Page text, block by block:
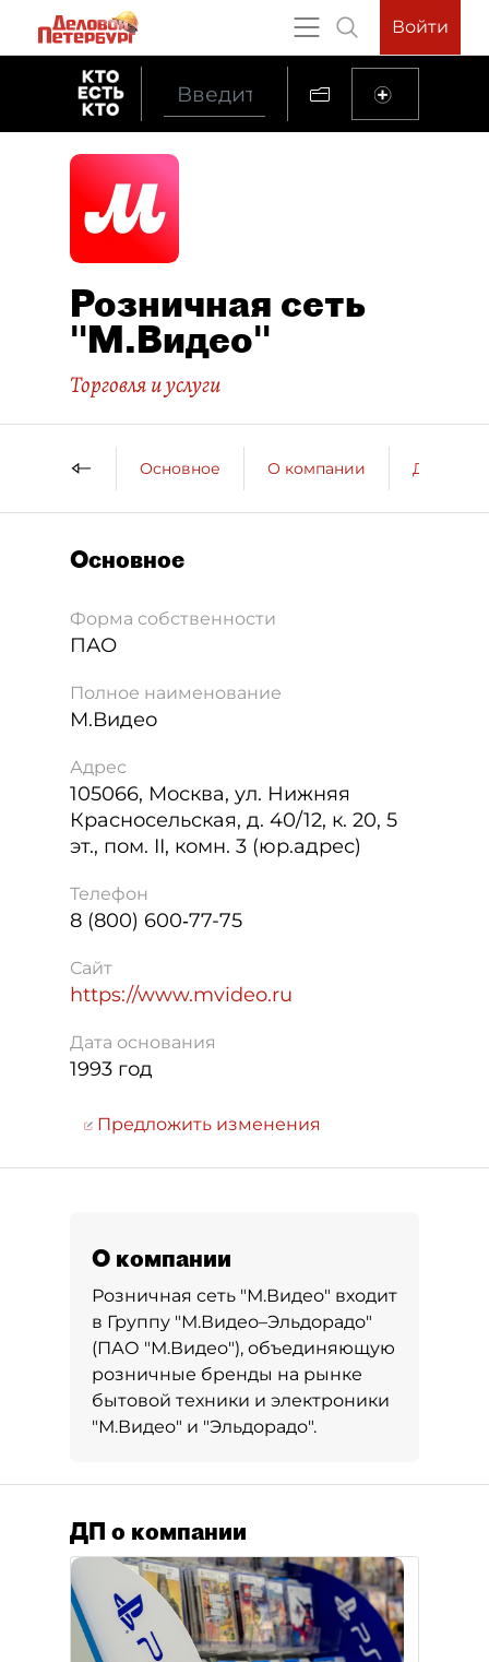
Войти
Розничная сеть
"М.Видео"
Торговля и услуги
Основное О компании ДП о
Основное
Форма собственности
ПАО
Полное наименование
М.Видео
Адрес
105066, Москва, ул. Нижняя
Красносельская, д. 40/12, к. 20, 5
эт., пом. II, комн. 3 (юр.адрес)
Телефон
8 (800) 600‑77-75
Сайт
https://www.mvideo.ru
Дата основания
1993 год
Предложить изменения
О компании
Розничная сеть "М.Видео" входит
в Группу "М.Видео–Эльдорадо"
(ПАО "М.Видео"), объединяющую
розничные бренды на рынке
бытовой техники и электроники
"М.Видео" и "Эльдорадо".
ДП о компании